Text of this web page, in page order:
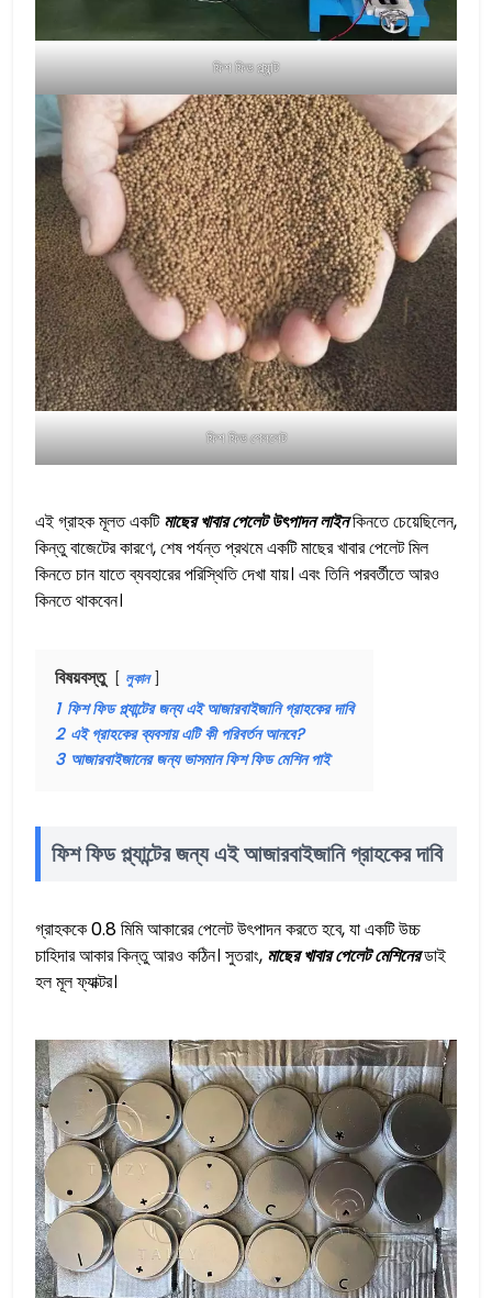
ফিশ ফিড প্ল্যান্ট
ফিশ ফিড পেললেট
এই গ্রাহক মূলত একটিমাছের খাবার পেলেট উৎপাদন লাইনকিনতে চেয়েছিলেন,
কিন্তু বাজেটের কারণে, শেষ পর্যন্ত প্রথমে একটি মাছের খাবার পেলেট মিল
কিনতে চান যাতে ব্যবহারের পরিস্থিতি দেখা যায়। এবং তিনি পরবর্তীতে আরও
কিনতে থাকবেন।
বিষয়বস্তু লুকান
1 ফিশ ফিড প্ল্যান্টের জন্য এই আজারবাইজানি গ্রাহকের দাবি
2 এই গ্রাহকের ব্যবসায় এটি কী পরিবর্তন আনবে?
3 আজারবাইজানের জন্য ভাসমান ফিশ ফিড মেশিন পাই
ফিশ ফিড প্ল্যান্টের জন্য এই আজারবাইজানি গ্রাহকের দাবি
গ্রাহককে 0.8 মিমি আকারের পেলেট উৎপাদন করতে হবে, যা একটি উচ্চ
চাহিদার আকার কিন্তু আরও কঠিন। সুতরাং, মাছের খাবার পেলেট মেশিনেরডাই
হল মূল ফ্যাক্টর।